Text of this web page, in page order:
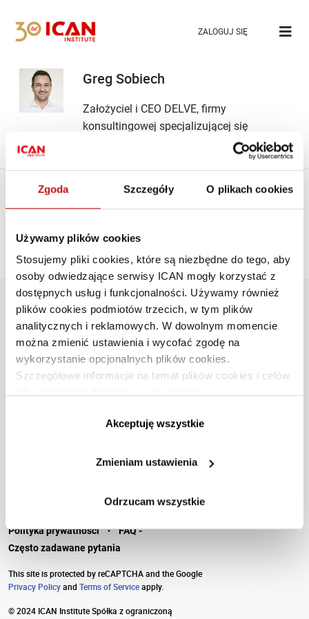
Zgoda Szczegóły O plikach cookies
Używamy plików cookies
Stosujemy pliki cookies, które są niezbędne do tego, aby
osoby odwiedzające serwisy ICAN mogły korzystać z
dostępnych usług i funkcjonalności. Używamy również
plików cookies podmiotów trzecich, w tym plików
analitycznych i reklamowych. W dowolnym momencie
można zmienić ustawienia i wycofać zgodę na
wykorzystanie opcjonalnych plików cookies.
Szczegółowe informacje na temat plików cookies i celów
Akceptuję wszystkie
Zmieniam ustawienia
Odrzucam wszystkie
ZALOGUJ SIĘ
Greg Sobiech
Założyciel i CEO DELVE, firmy
konsultingowej specjalizującej się
w marketingu opartym na danych
Podana fraza - - nie została odnaleziona
Spróbuj użyć innych lub bardziej ogólnych słów kluczowych
INSTYTUT
OFERTA
Polityka prywatności ·
FAQ -
Często zadawane pytania
This site is protected by reCAPTCHA and the Google
Privacy Policyand Terms of Serviceapply.
© 2024 ICAN Institute Spółka z ograniczoną